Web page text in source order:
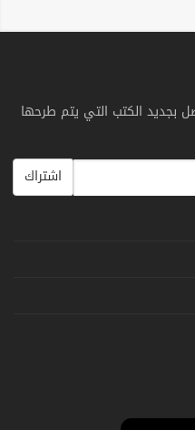
بجديد الكتب التي يتم طرحها
اشتراك